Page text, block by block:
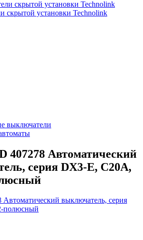
скрытой установки Technolink
выключатели
407278 Автоматический
серия DX3-E, С20A,